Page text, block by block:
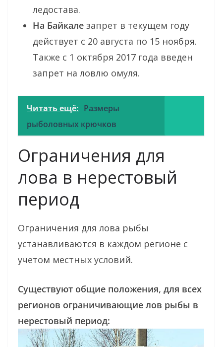
ледостава.
На Байкале запрет в текущем году
действует с 20 августа по 15 ноября.
Также с 1 октября 2017 года введен
запрет на ловлю омуля.
Читать ещё: Размеры
рыболовных крючков
Ограничения для
лова в нерестовый
период
Ограничения для лова рыбы
устанавливаются в каждом регионе с
учетом местных условий.
Существуют общие положения, для всех
регионов ограничивающие лов рыбы в
нерестовый период: